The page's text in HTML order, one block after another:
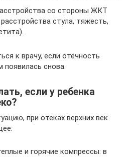
со стороны ЖКТ
стула, тяжесть,
к врачу, если отёчность
появилась снова.
если у ребенка
при отеках верхних век
и горячие компрессы: в